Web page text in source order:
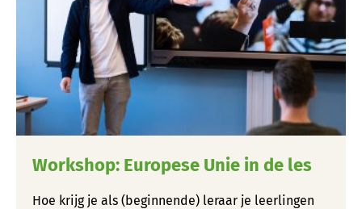
Workshop: Europese Unie in de les
Hoe krijg je als (beginnende) leraar je leerlingen